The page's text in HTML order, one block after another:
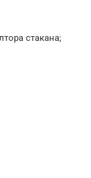
стакана;